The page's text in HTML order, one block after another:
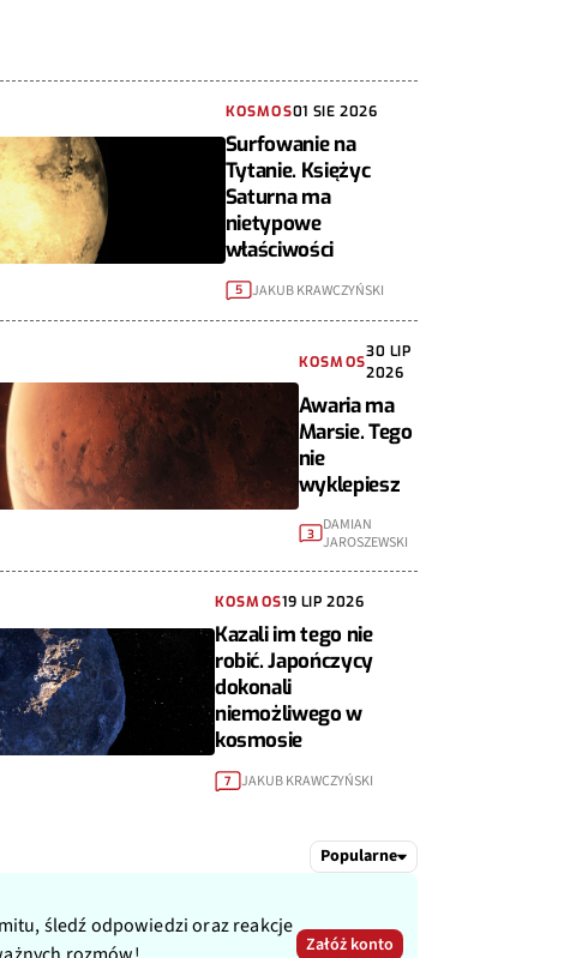
KOSMOS01 SIE 2026
Surfowanie na
Tytanie. Księżyc
Saturna ma
nietypowe
właściwości
5 JAKUB KRAWCZYŃSKI
KOSMOS
30 LIP
2026
Awaria ma
Marsie. Tego
nie
wyklepiesz
3 DAMIAN
JAROSZEWSKI
KOSMOS19 LIP 2026
Kazali im tego nie
robić. Japończycy
dokonali
niemożliwego w
kosmosie
7 JAKUB KRAWCZYŃSKI
Popularne
śledź odpowiedzi oraz reakcje
Załóż konto